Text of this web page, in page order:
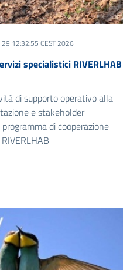
29 12:32:55 CEST 2026
specialistici RIVERLHAB
di supporto operativo alla
e stakeholder
di cooperazione